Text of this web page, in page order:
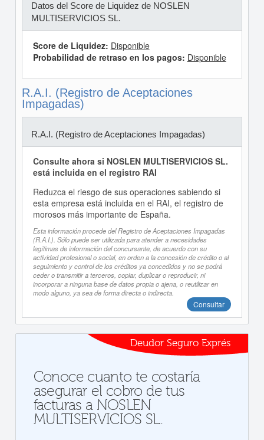
Datos del Score de Liquidez de NOSLEN
MULTISERVICIOS SL.
Score de Liquidez: Disponible
Probabilidad de retraso en los pagos: Disponible
R.A.I. (Registro de Aceptaciones
Impagadas)
R.A.I. (Registro de Aceptaciones Impagadas)
Consulte ahora si NOSLEN MULTISERVICIOS SL.
está incluida en el registro RAI
Reduzca el riesgo de sus operaciones sabiendo si
esta empresa está incluida en el RAI, el registro de
morosos más importante de España.
Esta información procede del Registro de Aceptaciones Impagadas
(R.A.I.). Sólo puede ser utilizada para atender a necesidades
legítimas de información del concursante, de acuerdo con su
actividad profesional o social, en orden a la concesión de crédito o al
seguimiento y control de los créditos ya concedidos y no se podrá
ceder o transmitir a terceros, copiar, duplicar o reproducir, ni
incorporar a ninguna base de datos propia o ajena, o reutilizar en
modo alguno, ya sea de forma directa o indirecta.
Consultar
Deudor Seguro Exprés
Conoce cuanto te costaría
asegurar el cobro de tus
facturas a NOSLEN
MULTISERVICIOS SL.